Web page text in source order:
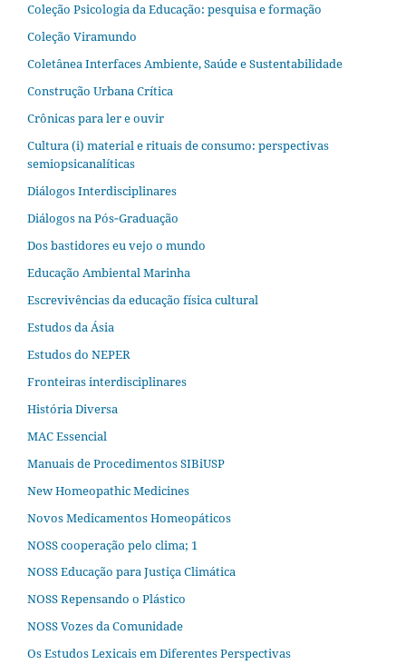
Coleção Psicologia da Educação: pesquisa e formação
Coleção Viramundo
Coletânea Interfaces Ambiente, Saúde e Sustentabilidade
Construção Urbana Crítica
Crônicas para ler e ouvir
Cultura (i) material e rituais de consumo: perspectivas
semiopsicanalíticas
Diálogos Interdisciplinares
Diálogos na Pós‐Graduação
Dos bastidores eu vejo o mundo
Educação Ambiental Marinha
Escrevivências da educação física cultural
Estudos da Ásia​
Estudos do NEPER
Fronteiras interdisciplinares
História Diversa
MAC Essencial
Manuais de Procedimentos SIBiUSP
New Homeopathic Medicines
Novos Medicamentos Homeopáticos
NOSS cooperação pelo clima; 1
NOSS Educação para Justiça Climática
NOSS Repensando o Plástico
NOSS Vozes da Comunidade
Os Estudos Lexicais em Diferentes Perspectivas